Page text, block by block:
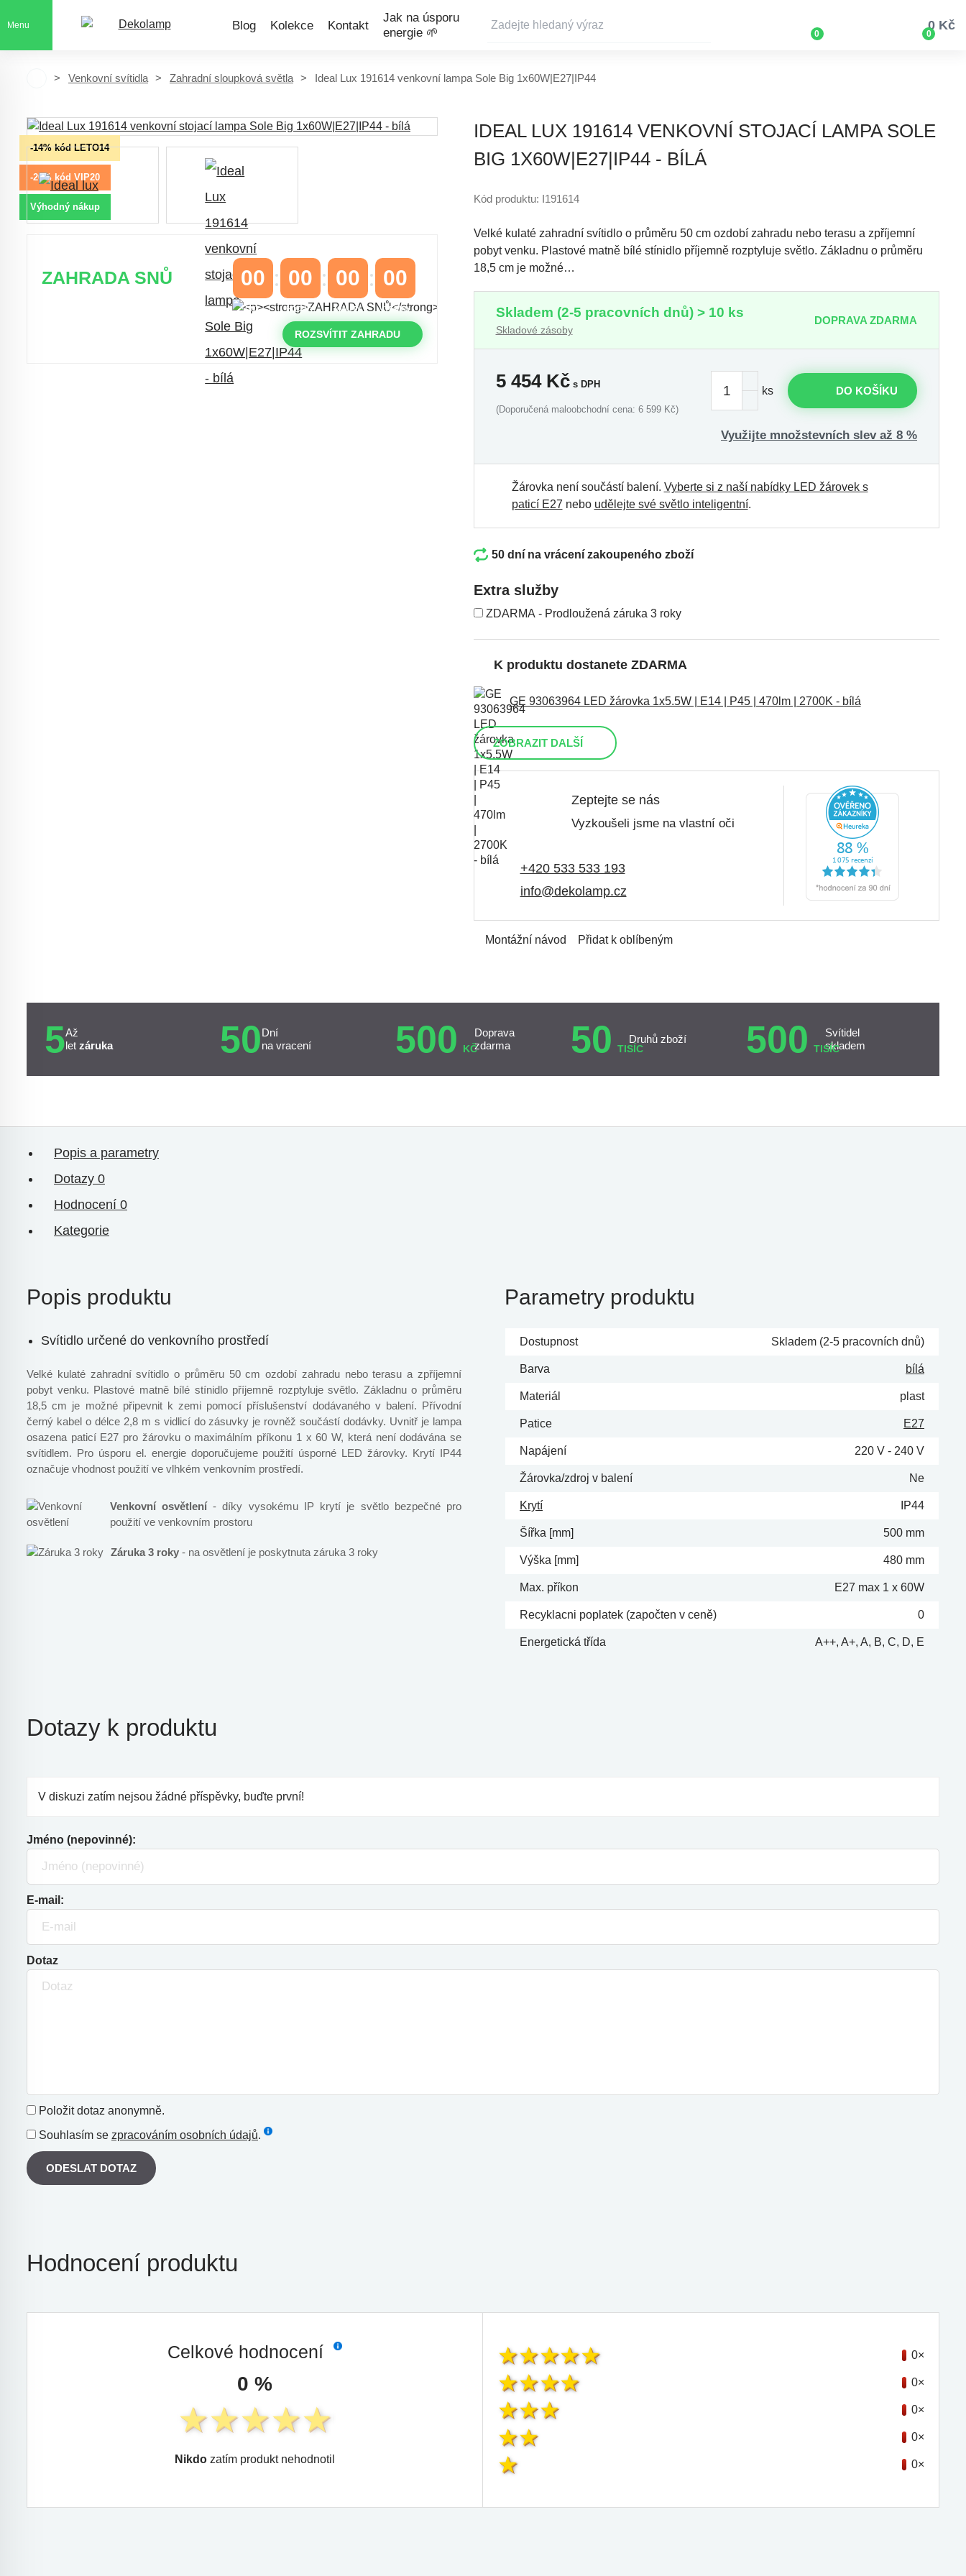
Menu Blog Kolekce Kontakt
Jak na úsporu
energie 🌱
0 0
0 Kč
Venkovní svítidla Zahradní sloupková světla Ideal Lux 191614 venkovní lampa Sole Big 1x60W|E27|IP44
IDEAL LUX 191614 VENKOVNÍ STOJACÍ LAMPA SOLE
BIG 1X60W|E27|IP44 - BÍLÁ
-14% kód LETO14
-20% kód VIP20
Výhodný nákup
ZAHRADA SNŮ 00
DNY
00
HODINY
00
MINUTY
00
VTEŘINY
ROZSVÍTIT ZAHRADU
Kód produktu: I191614
Velké kulaté zahradní svítidlo o průměru 50 cm ozdobí zahradu nebo terasu a zpříjemní
pobyt venku. Plastové matně bílé stínidlo příjemně rozptyluje světlo. Základnu o průměru
18,5 cm je možné…
Skladem (2-5 pracovních dnů) > 10 ks
Skladové zásoby
DOPRAVA ZDARMA
5 454Kčs DPH
(Doporučená maloobchodní cena: 6 599 Kč)
ks DO KOŠÍKU
Využijte množstevních slev až 8 %
Žárovka není součástí balení. Vyberte si z naší nabídky LED žárovek s
paticí E27 nebo udělejte své světlo inteligentní.
50 dní na vrácení zakoupeného zboží
Extra služby
ZDARMA - Prodloužená záruka 3 roky
K produktu dostanete ZDARMA
GE 93063964 LED žárovka 1x5.5W | E14 | P45 | 470lm | 2700K - bílá
ZOBRAZIT DALŠÍ
Zeptejte se nás
Vyzkoušeli jsme na vlastní oči
+420 533 533 193
info@dekolamp.cz
Montážní návod Přidat k oblíbeným
5Až
let záruka 50Dní
na vracení
500 KČ
Doprava
zdarma
50 TISÍC
Druhů zboží 500 TISÍC
Svítidel
skladem
Popis a parametry
Dotazy 0
Hodnocení 0
Kategorie
Popis produktu
Svítidlo určené do venkovního prostředí
Velké kulaté zahradní svítidlo o průměru 50 cm ozdobí zahradu nebo terasu a zpříjemní
pobyt venku. Plastové matně bílé stínidlo příjemně rozptyluje světlo. Základnu o průměru
18,5 cm je možné připevnit k zemi pomocí příslušenství dodávaného v balení. Přívodní
černý kabel o délce 2,8 m s vidlicí do zásuvky je rovněž součástí dodávky. Uvnitř je lampa
osazena paticí E27 pro žárovku o maximálním příkonu 1 x 60 W, která není dodávána se
svítidlem. Pro úsporu el. energie doporučujeme použití úsporné LED žárovky. Krytí IP44
označuje vhodnost použití ve vlhkém venkovním prostředí.
Venkovní osvětlení- díky vysokému IP krytí je světlo bezpečné pro
použití ve venkovním prostoru
Záruka 3 roky - na osvětlení je poskytnuta záruka 3 roky
Parametry produktu
Dostupnost Skladem (2-5 pracovních dnů)
Barva bílá
Materiál plast
Patice E27
Napájení 220 V - 240 V
Žárovka/zdroj v balení Ne
Krytí IP44
Šířka [mm] 500 mm
Výška [mm] 480 mm
Max. příkon E27 max 1 x 60W
Recyklacni poplatek (započten v ceně) 0
Energetická třída A++, A+, A, B, C, D, E
Dotazy k produktu
V diskuzi zatím nejsou žádné příspěvky, buďte první!
Jméno (nepovinné):
E-mail:
Dotaz
Položit dotaz anonymně.
Souhlasím se zpracováním osobních údajů.
ODESLAT DOTAZ
Hodnocení produktu
Celkové hodnocení
0 %
Nikdo zatím produkt nehodnotil
0×
0×
0×
0×
0×